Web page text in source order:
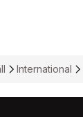
International